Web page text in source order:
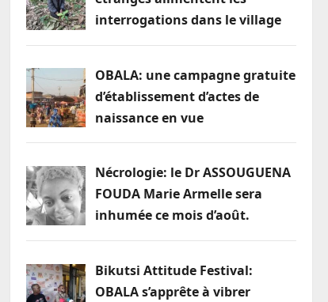
interrogations dans le village
OBALA: une campagne gratuite
d’établissement d’actes de
naissance en vue
Nécrologie: le Dr ASSOUGUENA
FOUDA Marie Armelle sera
inhumée ce mois d’août.
Bikutsi Attitude Festival:
OBALA s’apprête à vibrer